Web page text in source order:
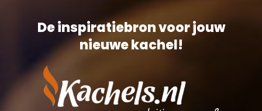
De inspiratiebron voor jouw
nieuwe kachel!